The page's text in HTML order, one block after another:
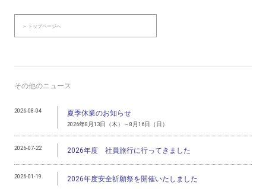
＞ トップページへ
その他のニュース
2026-08-04 夏季休業のお知らせ
2026年8月13日（木）～8月16日（日）
2026-07-22 2026年度 社員旅行に行ってきました
2026-01-19 2026年度安全祈願祭を開催いたしました